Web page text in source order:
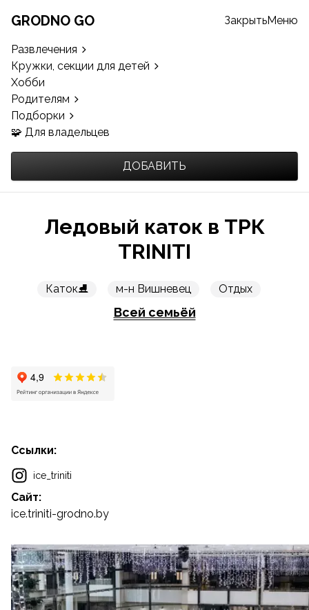
GRODNO GO
Развлечения
Кружки, секции для детей
Хобби
Родителям
Подборки
🧩 Для владельцев
ДОБАВИТЬ
ЗакрытьМеню
Ледовый каток в ТРК
TRINITI
Каток⛸️ м-н Вишневец Отдых
Всей семьёй
Ссылки:
ice_triniti
Сайт:
ice.triniti-grodno.by